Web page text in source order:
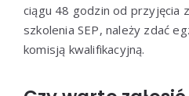
ciągu 48 godzin od przyjęcia
szkolenia SEP, należy zdać
komisją kwalifikacyjną.